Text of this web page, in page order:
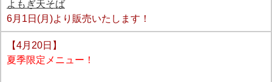
よもぎ天そば
6月 1日(月)より販売いたします！
【4月20日】
夏季限定メニュー！